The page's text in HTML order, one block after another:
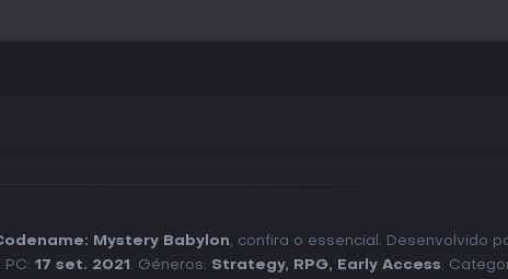
Mystery Babylon, confira o essencial. Desenvolvido
17 set. 2021 . Géneros: Strategy, RPG, Early Access.